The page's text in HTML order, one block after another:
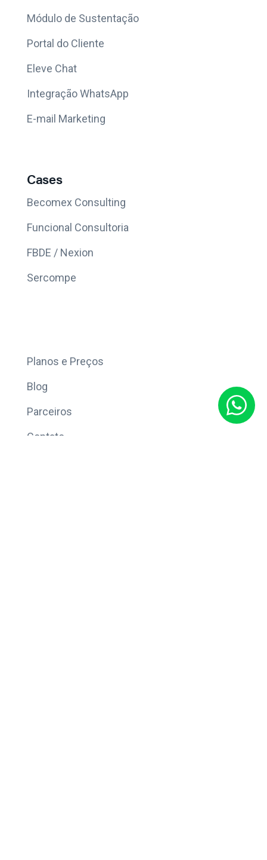
Módulo de Sustentação
Portal do Cliente
Eleve Chat
Integração WhatsApp
E-mail Marketing
Cases
Becomex Consulting
Funcional Consultoria
FBDE / Nexion
Sercompe
Planos e Preços
Blog
Parceiros
Contato